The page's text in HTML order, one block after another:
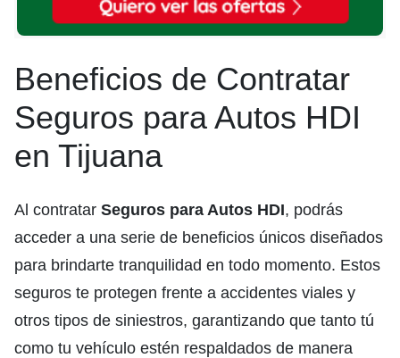
Beneficios de Contratar
Seguros para Autos HDI
en Tijuana
Al contratar Seguros para Autos HDI, podrás
acceder a una serie de beneficios únicos diseñados
para brindarte tranquilidad en todo momento. Estos
seguros te protegen frente a accidentes viales y
otros tipos de siniestros, garantizando que tanto tú
como tu vehículo estén respaldados de manera